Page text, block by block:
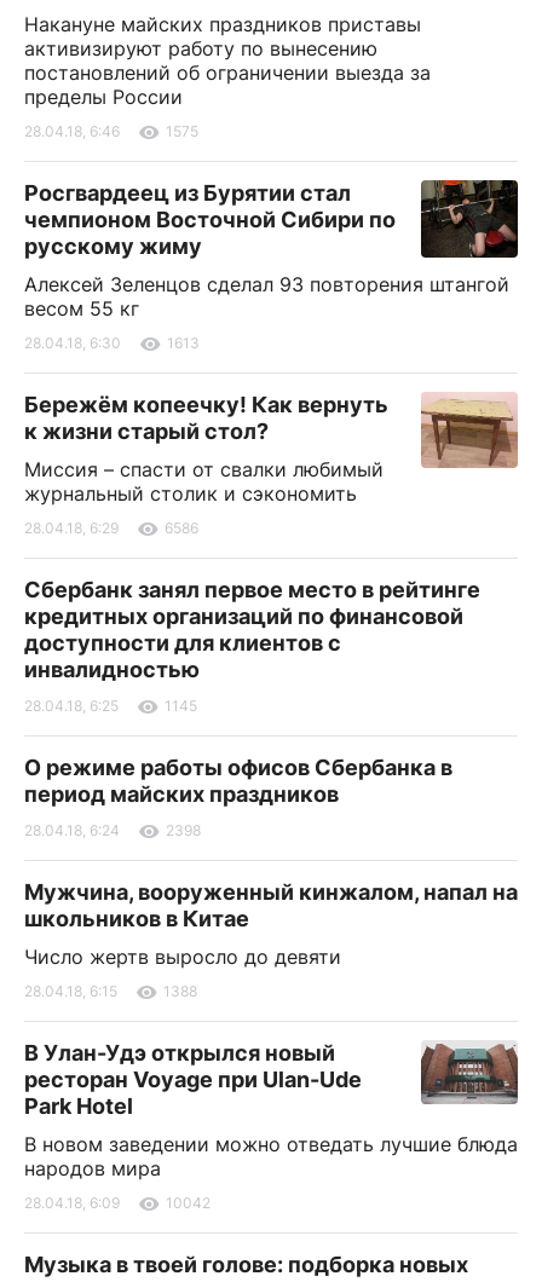
Накануне майских праздников приставы
активизируют работу по вынесению
постановлений об ограничении выезда за
пределы России
28.04.18, 6:46 1575
Росгвардеец из Бурятии стал
чемпионом Восточной Сибири по
русскому жиму
Алексей Зеленцов сделал 93 повторения штангой
весом 55 кг
28.04.18, 6:30 1613
Бережём копеечку! Как вернуть
к жизни старый стол?
Миссия – спасти от свалки любимый
журнальный столик и сэкономить
28.04.18, 6:29 6586
Сбербанк занял первое место в рейтинге
кредитных организаций по финансовой
доступности для клиентов с
инвалидностью
28.04.18, 6:25 1145
О режиме работы офисов Сбербанка в
период майских праздников
28.04.18, 6:24 2398
Мужчина, вооруженный кинжалом, напал на
школьников в Китае
Число жертв выросло до девяти
28.04.18, 6:15 1388
В Улан-Удэ открылся новый
ресторан Voyage при Ulan-Ude
Park Hotel
В новом заведении можно отведать лучшие блюда
народов мира
28.04.18, 6:09 10042
Музыка в твоей голове: подборка новых